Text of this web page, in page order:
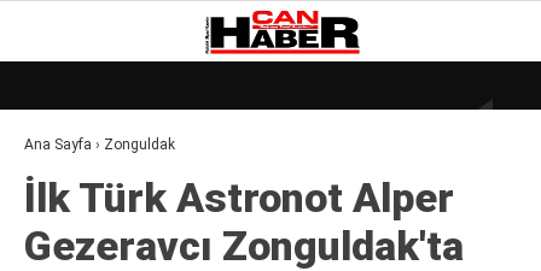
18.5°
GALERİ
DÜNYA
EKONOMI
Ana Sayfa › Zonguldak
İlk Türk Astronot Alper
Gezeravcı Zonguldak'ta